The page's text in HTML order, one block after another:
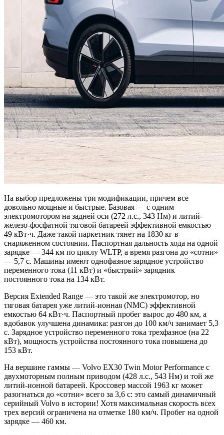
На выбор предложены три модификации, причем все
довольно мощные и быстрые. Базовая — с одним
электромотором на задней оси (272 л.с., 343 Нм) и литий-
железо-фосфатной тяговой батареей эффективной емкостью
49 кВт·ч. Даже такой паркетник тянет на 1830 кг в
снаряженном состоянии. Паспортная дальность хода на одной
зарядке — 344 км по циклу WLTP, а время разгона до «сотни»
— 5,7 с. Машины имеют однофазное зарядное устройство
переменного тока (11 кВт) и «быстрый» зарядник
постоянного тока на 134 кВт.
Версия Extended Range — это такой же электромотор, но
тяговая батарея уже литий-ионная (NMC) эффективной
емкостью 64 кВт·ч. Паспортный пробег вырос до 480 км, а
вдобавок улучшена динамика: разгон до 100 км/ч занимает 5,3
с. Зарядное устройство переменного тока трехфазное (на 22
кВт), мощность устройства постоянного тока повышена до
153 кВт.
На вершине гаммы — Volvo EX30 Twin Motor Performance с
двухмоторным полным приводом (428 л.с., 543 Нм) и той же
литий-ионной батареей. Кроссовер массой 1963 кг может
разогнаться до «сотни» всего за 3,6 с: это самый динамичный
серийный Volvo в истории! Хотя максимальная скорость всех
трех версий ограничена на отметке 180 км/ч. Пробег на одной
зарядке — 460 км.